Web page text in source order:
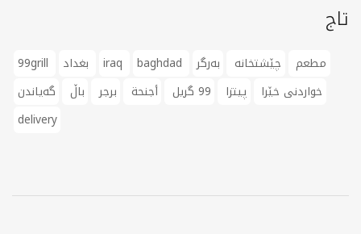
تاج
99grill iraq baghdad مطعم چێشتخانە
بەرگر
خواردنی خێرا
پیتزا 99 گریل أجنحة برجر باڵ
گەیاندن
delivery